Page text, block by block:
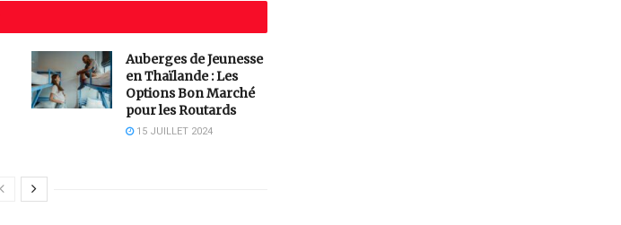
Auberges de Jeunesse
en Thaïlande : Les
Options Bon Marché
pour les Routards
15 JUILLET 2024